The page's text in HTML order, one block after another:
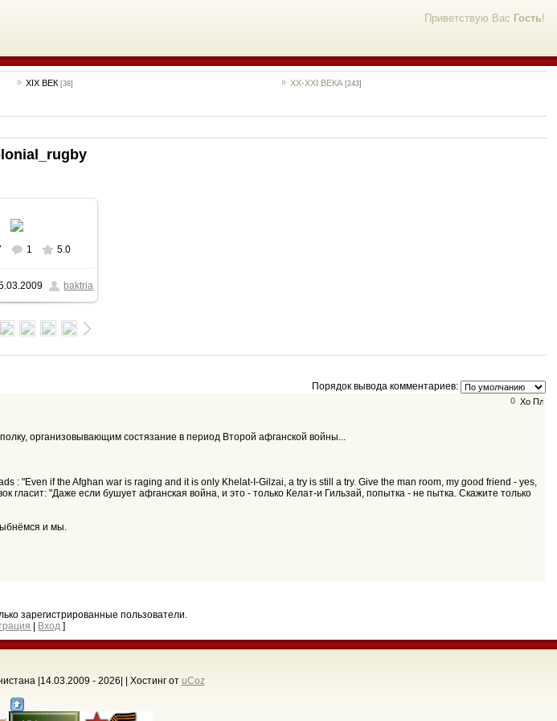
Приветствую Вас Гость!
XIX ВЕК [38] ХХ-XXI ВЕКА [243]
размере
/ 72.9Kb
1 5.0
baktria
Порядок вывода комментариев:
0
организовывающим состязание в период Второй афганской войны...
: "Even if the Afghan war is raging and it is only Khelat-I-Gilzai, a try is still a try. Give the man room, my good friend - yes,
"Даже если бушует афганская война, и это - только Келат-и Гильзай, попытка - не пытка. Скажите только
и мы.
зарегистрированные пользователи.
Вход ]
|14.03.2009 - 2026 Хостинг от uCoz